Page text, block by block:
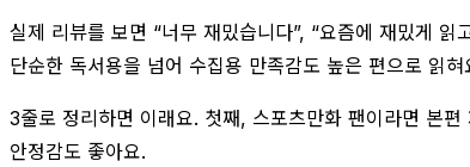
실제 리뷰를 보면 “너무 재밌습니다”, “요즘에 재밌게
단순한 독서용을 넘어 수집용 만족감도 높은 편으로 읽혀
3줄로 정리하면 이래요. 첫째, 스포츠만화 팬이라면 본
안정감도 좋아요.